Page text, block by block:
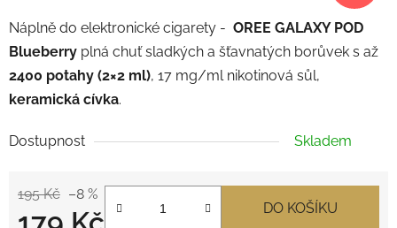
Náplně do elektronické cigarety - OREE GALAXY POD
Blueberry plná chuť sladkých a šťavnatých borůvek s až
2400 potahy (2×2 ml), 17 mg/ml nikotinová sůl,
keramická cívka.
Dostupnost Skladem
195 Kč –8 %
DO KOŠÍKU